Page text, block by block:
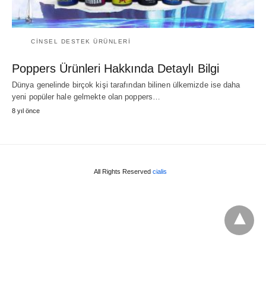
CINSEL DESTEK ÜRÜNLERI
Poppers Ürünleri Hakkında Detaylı Bilgi
Dünya genelinde birçok kişi tarafından bilinen ülkemizde ise daha
yeni popüler hale gelmekte olan poppers…
8 yıl önce
All Rights Reserved cialis